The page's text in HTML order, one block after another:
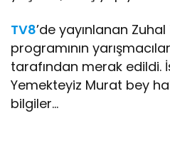
TV8’de yayınlanan
programının
tarafından merak edildi.
Yemekteyiz Murat bey
bilgiler…